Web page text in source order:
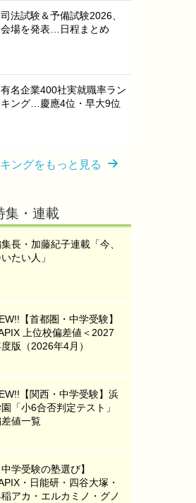
司法試験＆予備試験2026、
会場を発表…日程まとめ
有名企業400社実就職率ラン
キング…慶應4位・早大9位
ングをもっと見る
集・連載
長・加藤紀子連載「今、
たい人」
【首都圏・中学受験】
上位校偏差値＜2027
版（2026年4月）
【関西・中学受験】浜
「小6合否判定テスト」
値一覧
中学受験の塾選び】
・日能研・四谷大塚・
アカ・エルカミノ・グノ